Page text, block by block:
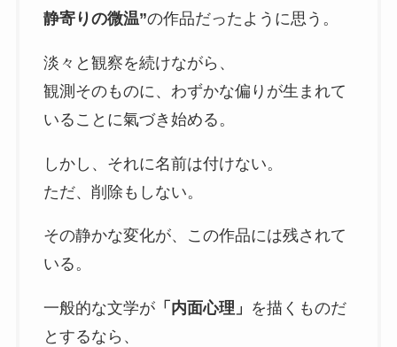
静寄りの微温”の作品だったように思う。
淡々と観察を続けながら、
観測そのものに、わずかな偏りが生まれて
いることに氣づき始める。
しかし、それに名前は付けない。
ただ、削除もしない。
その静かな変化が、この作品には残されて
いる。
一般的な文学が「内面心理」 を描くものだ
とするなら、